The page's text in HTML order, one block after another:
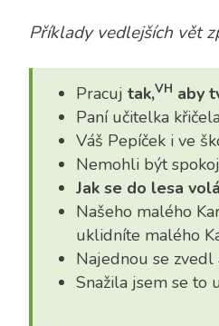
Příklady vedlejších vět
Pracuj tak,VH aby
Paní učitelka
Váš Pepíček i ve
Nemohli být
Jak se do lesa
Našeho malého
uklidníte malého
Najednou se zvedl
Snažila jsem se to